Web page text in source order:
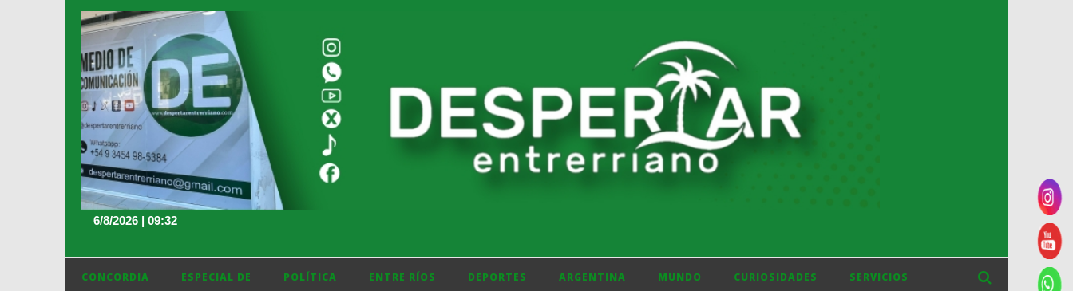
6/8/2026 | 09:32
CONCORDIA ESPECIAL DE POLÍTICA ENTRE RÍOS DEPORTES ARGENTINA MUNDO CURIOSIDADES SERVICIOS